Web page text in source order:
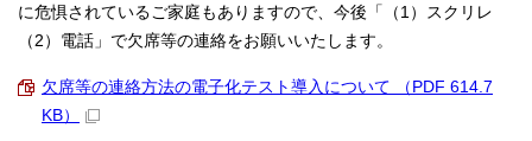
に危惧されているご家庭もありますので、今後「（1）スクリレ
（2）電話」で欠席等の連絡をお願いいたします。
欠席等の連絡方法の電子化テスト導入について （PDF 614.7
KB）